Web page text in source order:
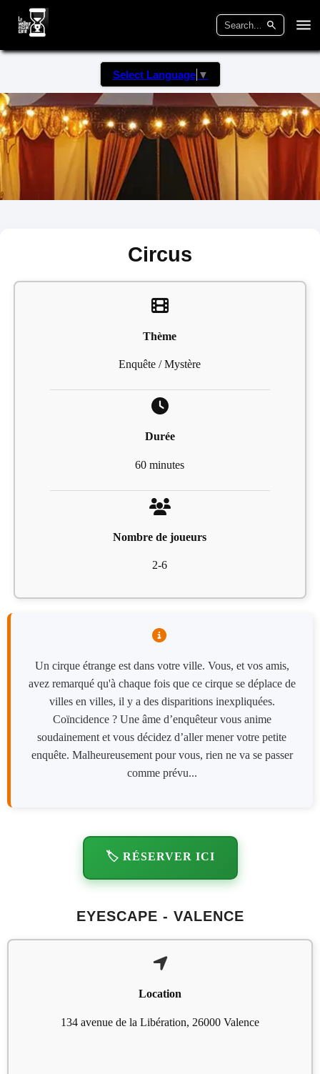
Select Language ▼
Circus
Thème
Enquête / Mystère
Durée
60 minutes
Nombre de joueurs
2-6
Un cirque étrange est dans votre ville. Vous, et vos amis,
avez remarqué qu'à chaque fois que ce cirque se déplace de
villes en villes, il y a des disparitions inexpliquées.
Coïncidence ? Une âme d’enquêteur vous anime
soudainement et vous décidez d’aller mener votre petite
enquête. Malheureusement pour vous, rien ne va se passer
comme prévu...
🏷️ RÉSERVER ICI
EYESCAPE - VALENCE
Location
134 avenue de la Libération, 26000 Valence